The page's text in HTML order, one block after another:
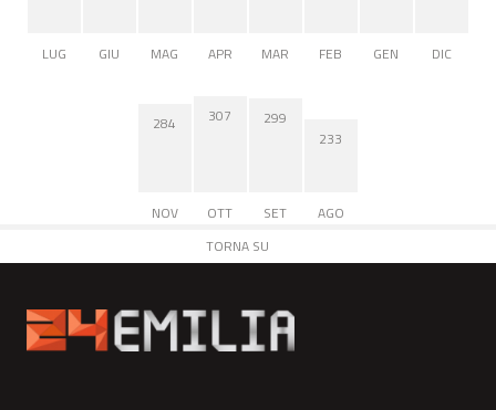
LUG GIU MAG APR MAR FEB GEN DIC
284
NOV
307
OTT
299
SET
233
AGO
TORNA SU